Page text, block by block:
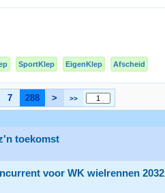
SportKlep EigenKlep Afscheid
7 288 > >>
toekomst
voor WK wielrennen 2032